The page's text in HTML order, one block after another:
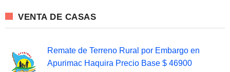
VENTA DE CASAS
Remate de Terreno Rural por Embargo en
Apurimac Haquira Precio Base $ 46900